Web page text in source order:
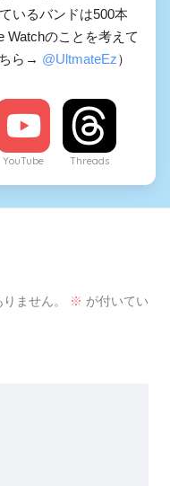
いるバンドは500本
Watchのことを考えて
ら→ @UltmateEz）
YouTube Threads
ません。 ※ が付いてい